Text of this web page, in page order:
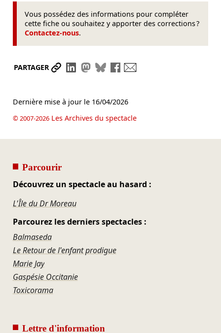
Vous possédez des informations pour compléter
cette fiche ou souhaitez y apporter des corrections ?
Contactez-nous.
PARTAGER Partager le lien
Partager sur LinkedIn
Partager sur Mastodon
Partager sur Bluesky
Partager sur Facebook
Dernière mise à jour le 16/04/2026
© 2007-2026Les Archives du spectacle
Parcourir
Découvrez un spectacle au hasard :
L'Île du Dr Moreau
Parcourez les derniers spectacles :
Balmaseda
Le Retour de l'enfant prodigue
Marie Jay
Gaspésie Occitanie
Toxicorama
Lettre d'information